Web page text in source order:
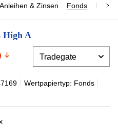
Anleihen & Zinsen Fonds
High A
Wertpapiertyp: Fonds